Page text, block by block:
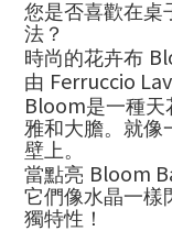
您是否喜歡在桌
法？
時尚的花卉布
由 Ferruccio
Bloom是一種天
雅和大膽。就像
壁上。
當點亮 Bloom
它們像水晶一樣
獨特性！